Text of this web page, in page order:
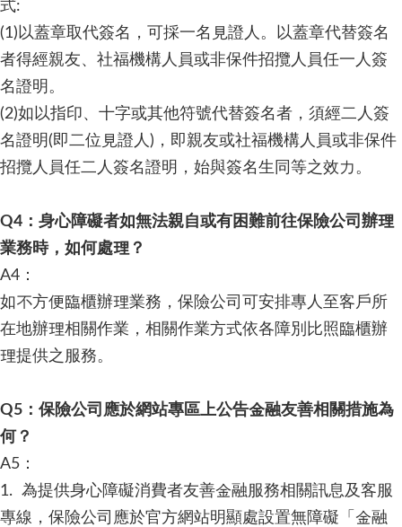
式:
(1)以蓋章取代簽名，可採一名見證人。以蓋章代替簽名
者得經親友、社福機構人員或非保件招攬人員任一人簽
名證明。
(2)如以指印、十字或其他符號代替簽名者，須經二人簽
名證明(即二位見證人)，即親友或社福機構人員或非保件
招攬人員任二人簽名證明，始與簽名生同等之效力。
Q4：身心障礙者如無法親自或有困難前往保險公司辦理
業務時，如何處理？
A4：
如不方便臨櫃辦理業務，保險公司可安排專人至客戶所
在地辦理相關作業，相關作業方式依各障別比照臨櫃辦
理提供之服務。
Q5：保險公司應於網站專區上公告金融友善相關措施為
何？
A5：
1. 為提供身心障礙消費者友善金融服務相關訊息及客服
專線，保險公司應於官方網站明顯處設置無障礙「金融